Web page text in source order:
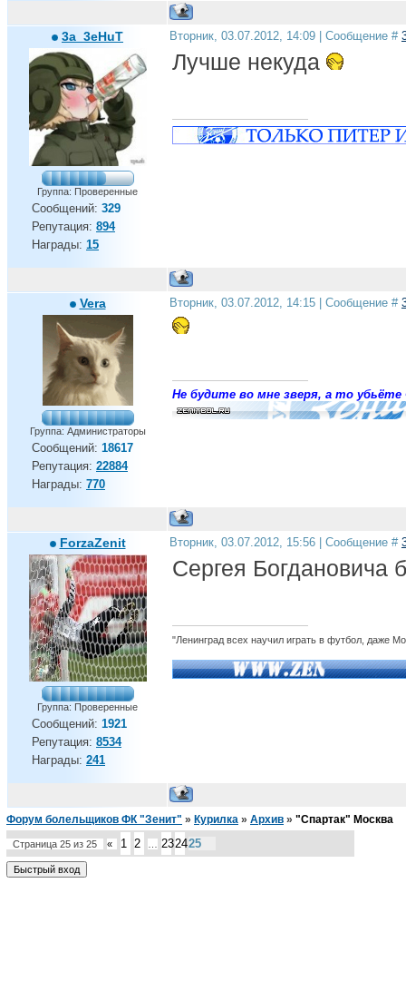
3a_3eHuT
Группа: Проверенные
Сообщений: 329
Репутация: 894
Награды: 15
Вторник, 03.07.2012, 14:09 | Сообщение #
Лучше некуда
Vera
Группа: Администраторы
Сообщений: 18617
Репутация: 22884
Награды: 770
Вторник, 03.07.2012, 14:15 | Сообщение #
Не будите во мне зверя, а то убьёте
ForzaZenit
Группа: Проверенные
Сообщений: 1921
Репутация: 8534
Награды: 241
Вторник, 03.07.2012, 15:56 | Сообщение #
Сергея Богдановича
"Ленинград всех научил играть в футбол, даже
Форум болельщиков ФК "Зенит" » Курилка » Архив » "Спартак" Москва
Страница 25 из 25 « 1 2 232425